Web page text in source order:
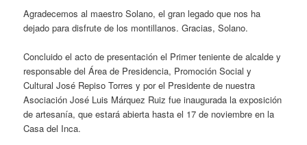
Agradecemos al maestro Solano, el gran legado que nos ha
dejado para disfrute de los montillanos. Gracias, Solano.
Concluido el acto de presentación el Primer teniente de alcalde y
responsable del Área de Presidencia, Promoción Social y
Cultural José Repiso Torres y por el Presidente de nuestra
Asociación José Luis Márquez Ruiz fue inaugurada la exposición
de artesanía, que estará abierta hasta el 17 de noviembre en la
Casa del Inca.